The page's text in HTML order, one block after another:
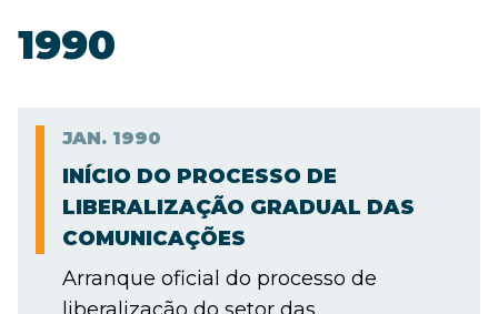
1990
JAN. 1990
INÍCIO DO PROCESSO DE
LIBERALIZAÇÃO GRADUAL DAS
COMUNICAÇÕES
Arranque oficial do processo de
liberalização do setor das